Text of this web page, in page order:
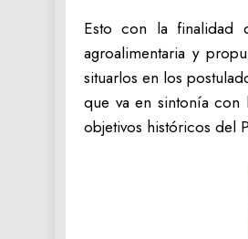
Esto con la finalidad
agroalimentaria y
situarlos en los
que va en sintonía con
objetivos históricos del